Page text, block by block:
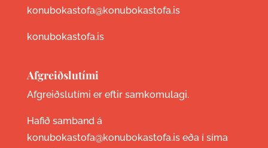
konubokastofa@konubokastofa.is
konubokastofa.is
Afgreiðslutími
Afgreiðslutími er eftir samkomulagi.
Hafið samband á
konubokastofa@konubokastofa.is eða í síma